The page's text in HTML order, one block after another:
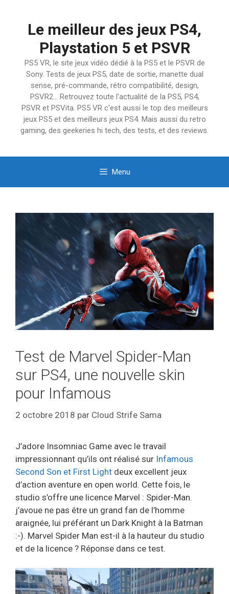
Le meilleur des jeux PS4,
Playstation 5 et PSVR
PS5 VR, le site jeux vidéo dédié à la PS5 et le PSVR de
Sony. Tests de jeux PS5, date de sortie, manette dual
sense, pré-commande, rétro compatibilité, design,
PSVR2… Retrouvez toute l'actualité de la PS5, PS4,
PSVR et PSVita. PS5 VR c'est aussi le top des meilleurs
jeux PS5 et des meilleurs jeux PS4. Mais aussi du retro
gaming, des geekeries hi tech, des tests, et des reviews.
Menu
Test de Marvel Spider-Man
sur PS4, une nouvelle skin
pour Infamous
2 octobre 2018 par Cloud Strife Sama
J’adore Insomniac Game avec le travail
impressionnant qu’ils ont réalisé sur Infamous
Second Son et First Light deux excellent jeux
d’action aventure en open world. Cette fois, le
studio s’offre une licence Marvel : Spider-Man.
j’avoue ne pas être un grand fan de l’homme
araignée, lui préférant un Dark Knight à la Batman
:-). Marvel Spider Man est-il à la hauteur du studio
et de la licence ? Réponse dans ce test.